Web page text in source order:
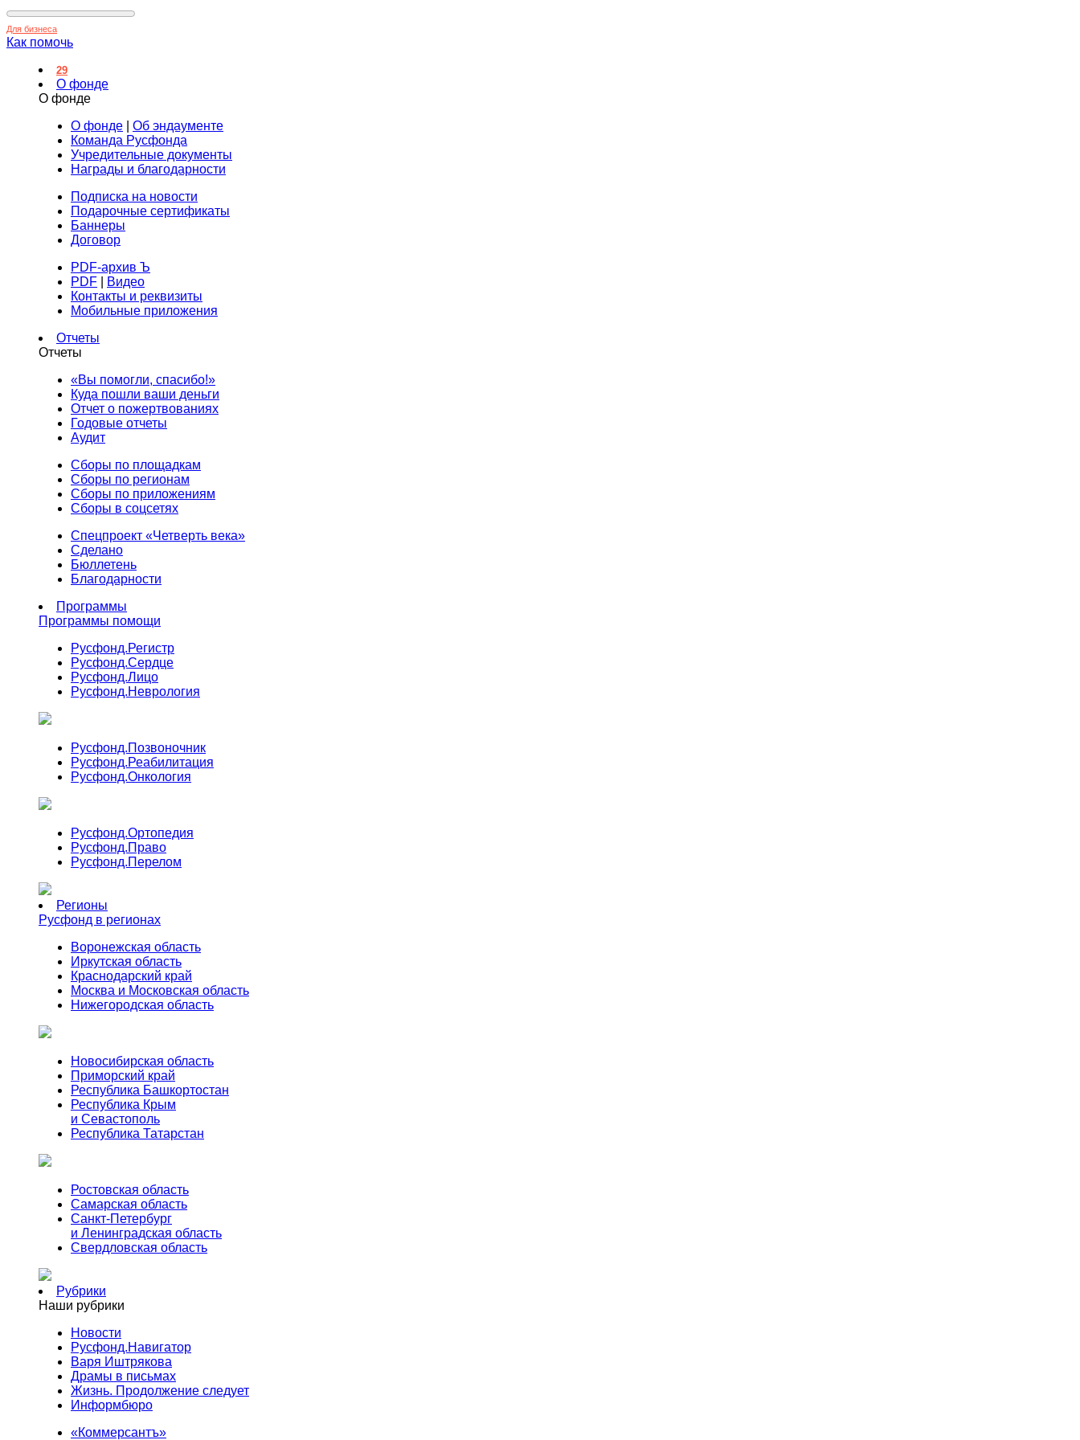
Для бизнеса
Как помочь
29
О фонде
О фонде
О фонде
Об эндаументе
Команда Русфонда
Учредительные документы
Награды и благодарности
Подписка на новости
Подарочные сертификаты
Баннеры
Договор
PDF-архив Ъ
PDF
Видео
Контакты и реквизиты
Мобильные приложения
Отчеты
Отчеты
«Вы помогли, спасибо!»
Куда пошли ваши деньги
Отчет о пожертвованиях
Годовые отчеты
Аудит
Сборы по площадкам
Сборы по регионам
Сборы по приложениям
Сборы в соцсетях
Спецпроект «Четверть века»
Сделано
Бюллетень
Благодарности
Программы
Программы помощи
Русфонд.Регистр
Русфонд.Сердце
Русфонд.Лицо
Русфонд.Неврология
Русфонд.Позвоночник
Русфонд.Реабилитация
Русфонд.Онкология
Русфонд.Ортопедия
Русфонд.Право
Русфонд.Перелом
Регионы
Русфонд в регионах
Воронежская область
Иркутская область
Краснодарский край
Москва и Московская область
Нижегородская область
Новосибирская область
Приморский край
Республика Башкортостан
Республика Крым
и Севастополь
Республика Татарстан
Ростовская область
Самарская область
Санкт-Петербург
и Ленинградская область
Свердловская область
Рубрики
Наши рубрики
Новости
Русфонд.Навигатор
Варя Иштрякова
Драмы в письмах
Жизнь. Продолжение следует
Информбюро
«Коммерсантъ»